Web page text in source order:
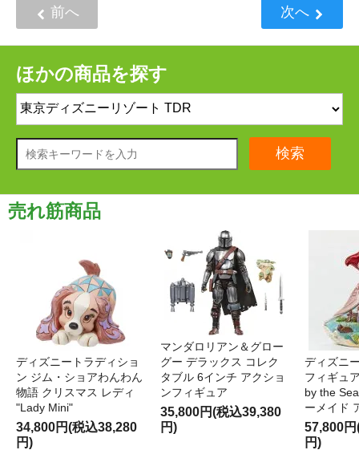
前へ 次へ
ほかの商品を探す
検索
売れ筋商品
ディズニートラディショ
ン ジム・ショアわんわん
物語 クリスマス レディ
"Lady Mini"
34,800円(税込38,280
円)
マンダロリアン＆グロー
グー デラックス コレク
タブル 6インチ アクショ
ンフィギュア
35,800円(税込39,380
円)
ディズニ
フィギュ
by the
ーメイド
57,800
円)